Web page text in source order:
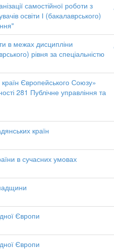
самостійної роботи з
освіти І (бакалаврського)
в межах дисципліни
рівня за спеціальністю
Європейського Союзу»
281 Публічне управління та
країн
в сучасних умовах
Європи
Європи